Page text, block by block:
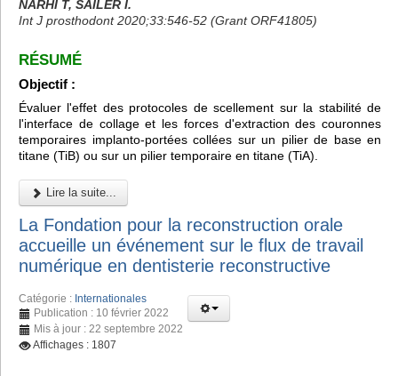
NÄRHI T, SAILER I.
Int J prosthodont 2020;33:546-52 (Grant ORF41805)
RÉSUMÉ
Objectif :
Évaluer l'effet des protocoles de scellement sur la stabilité de
l'interface de collage et les forces d'extraction des couronnes
temporaires implanto-portées collées sur un pilier de base en
titane (TiB) ou sur un pilier temporaire en titane (TiA).
Lire la suite...
La Fondation pour la reconstruction orale
accueille un événement sur le flux de travail
numérique en dentisterie reconstructive
Catégorie : Internationales
Publication : 10 février 2022
Mis à jour : 22 septembre 2022
Affichages : 1807